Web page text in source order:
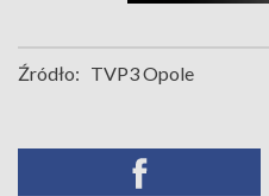
Źródło: TVP3 Opole